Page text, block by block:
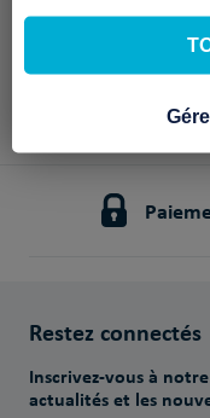
Restez connectés
Inscrivez-vous à
actualités et les